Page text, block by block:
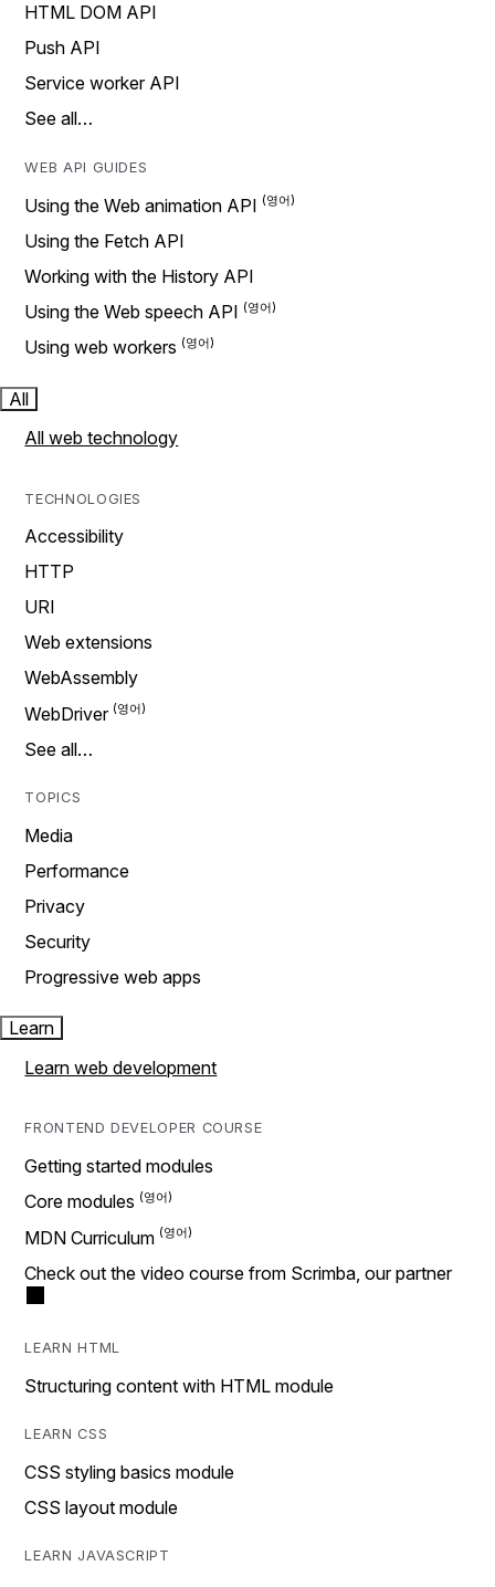
HTML DOM API
Push API
Service worker API
See all…
WEB API GUIDES
Using the Web animation API
Using the Fetch API
Working with the History API
Using the Web speech API
Using web workers
All
All web technology
TECHNOLOGIES
Accessibility
HTTP
URI
Web extensions
WebAssembly
WebDriver
See all…
TOPICS
Media
Performance
Privacy
Security
Progressive web apps
Learn
Learn web development
FRONTEND DEVELOPER COURSE
Getting started modules
Core modules
MDN Curriculum
Check out the video course from Scrimba, our partner
LEARN HTML
Structuring content with HTML module
LEARN CSS
CSS styling basics module
CSS layout module
LEARN JAVASCRIPT